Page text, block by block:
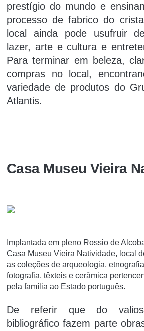
prestígio do mundo e
processo de fabrico do
local ainda pode usufruir
lazer, arte e cultura e
Para terminar em beleza,
compras no local,
variedade de produtos do
Atlantis.
Casa Museu Vieira
Implantada em pleno Rossio de
Casa Museu Vieira Natividade, local
as coleções de arqueologia,
fotografia, têxteis e cerâmica
pela família ao Estado português.
De referir que do
bibliográfico fazem parte